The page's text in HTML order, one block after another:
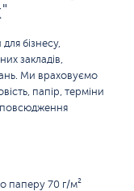
бізнесу,
закладів,
Ми враховуємо
папір, терміни
паперу 70 г/м²